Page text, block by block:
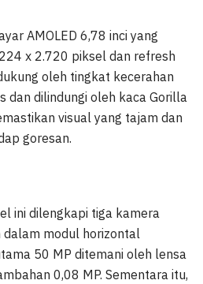
AMOLED 6,78 inci yang
x 2.720 piksel dan refresh
oleh tingkat kecerahan
dan dilindungi oleh kaca Gorilla
visual yang tajam dan
goresan.
ini dilengkapi tiga kamera
modul horizontal
50 MP ditemani oleh lensa
0,08 MP. Sementara itu,